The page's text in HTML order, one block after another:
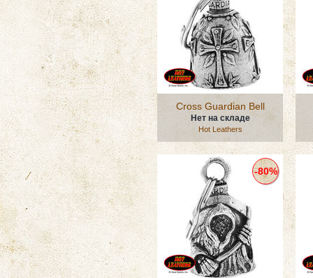
Cross Guardian Bell
Нет на складе
Hot Leathers
-80%